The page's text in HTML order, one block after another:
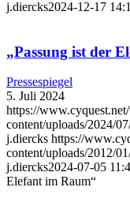
j.diercks2024-12-17
„Passung ist der
Pressespiegel
5. Juli 2024
https://
content/uploads/2024/
j.diercks https://
content/uploads/2012/
j.diercks2024-07-05
Elefant im Raum“